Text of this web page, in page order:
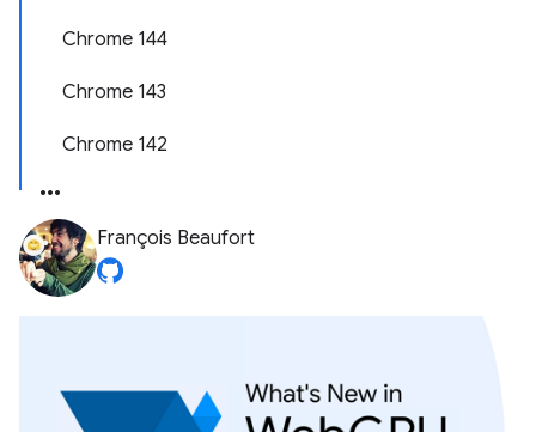
Chrome 144
Chrome 143
Chrome 142
François Beaufort